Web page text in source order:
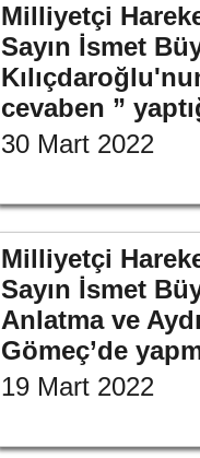
Milliyetçi
Sayın İsmet
cevaben ”
30 Mart 2022
Milliyetçi
Sayın İsmet
Anlatma ve
Gömeç’de
19 Mart 2022